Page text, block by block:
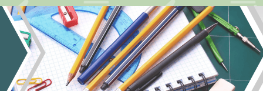
Перейти
основному
содержимому